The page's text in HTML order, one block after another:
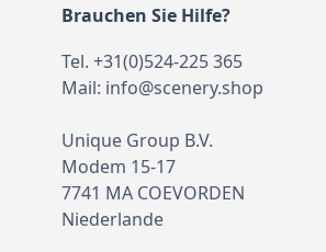
Brauchen Sie Hilfe?
Tel. +31(0)524-225 365
Mail: info@scenery.shop
Unique Group B.V.
Modem 15-17
7741 MA COEVORDEN
Niederlande